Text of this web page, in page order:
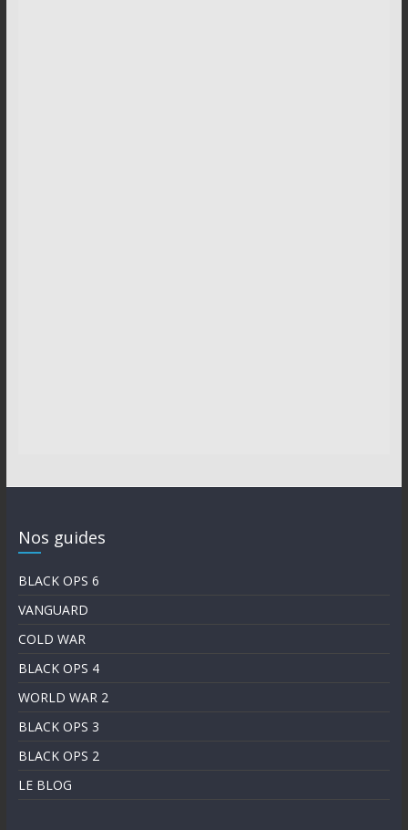
Nos guides
BLACK OPS 6
VANGUARD
COLD WAR
BLACK OPS 4
WORLD WAR 2
BLACK OPS 3
BLACK OPS 2
LE BLOG